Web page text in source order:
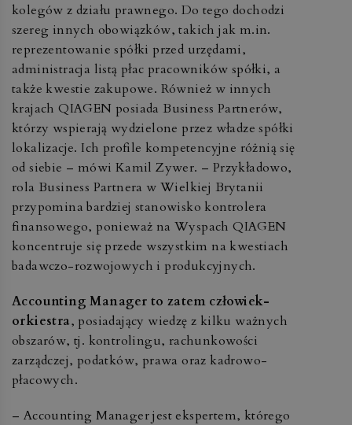
kolegów z działu prawnego. Do tego dochodzi
szereg innych obowiązków, takich jak m.in.
reprezentowanie spółki przed urzędami,
administracja listą płac pracowników spółki, a
także kwestie zakupowe. Również w innych
krajach QIAGEN posiada Business Partnerów,
którzy wspierają wydzielone przez władze spółki
lokalizacje. Ich profile kompetencyjne różnią się
od siebie – mówi Kamil Zywer. – Przykładowo,
rola Business Partnera w Wielkiej Brytanii
przypomina bardziej stanowisko kontrolera
finansowego, ponieważ na Wyspach QIAGEN
koncentruje się przede wszystkim na kwestiach
badawczo-rozwojowych i produkcyjnych.
Accounting Manager to zatem człowiek-
orkiestra, posiadający wiedzę z kilku ważnych
obszarów, tj. kontrolingu, rachunkowości
zarządczej, podatków, prawa oraz kadrowo-
płacowych.
– Accounting Manager jest ekspertem, którego